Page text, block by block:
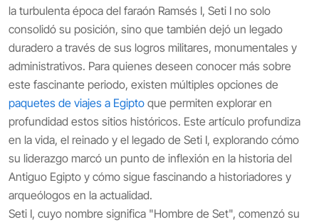
la turbulenta época del faraón Ramsés I, Seti I no solo
consolidó su posición, sino que también dejó un legado
duradero a través de sus logros militares, monumentales y
administrativos. Para quienes deseen conocer más sobre
este fascinante periodo, existen múltiples opciones de
paquetes de viajes a Egipto que permiten explorar en
profundidad estos sitios históricos. Este artículo profundiza
en la vida, el reinado y el legado de Seti I, explorando cómo
su liderazgo marcó un punto de inflexión en la historia del
Antiguo Egipto y cómo sigue fascinando a historiadores y
arqueólogos en la actualidad.
Seti I, cuyo nombre significa "Hombre de Set", comenzó su